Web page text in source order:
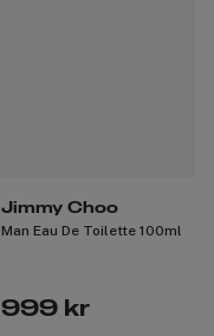
Jimmy Choo
Man Eau De Toilette 100ml
999 kr